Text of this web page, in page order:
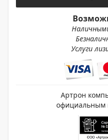
Услуги
Артрон
официальным